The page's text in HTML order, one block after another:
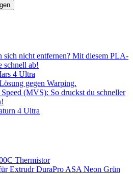
sich nicht entfernen? Mit diesem PLA-
schnell ab!
4 Ultra
gegen Warping.
(MVS): So druckst du schneller
4 Ultra
Thermistor
Extrudr DuraPro ASA Neon Grün